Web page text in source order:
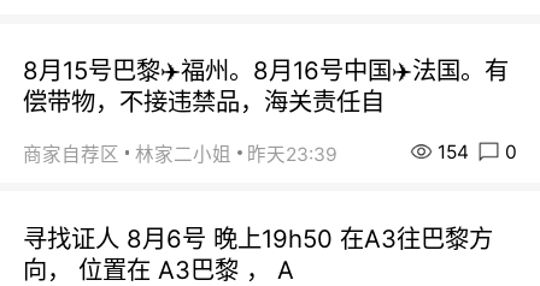
8月15号巴黎✈️福州。8月16号中国✈️法国。有
偿带物，不接违禁品，海关责任自
商家自荐区 林家二小姐 昨天23:39 154 0
寻找证人 8月6号 晚上19h50 在A3往巴黎方
向， 位置在 A3巴黎 ， A